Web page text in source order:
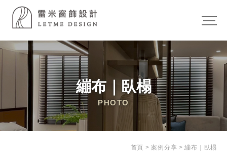
繃布｜臥榻
首頁 > 案例分享 > 繃布｜臥榻